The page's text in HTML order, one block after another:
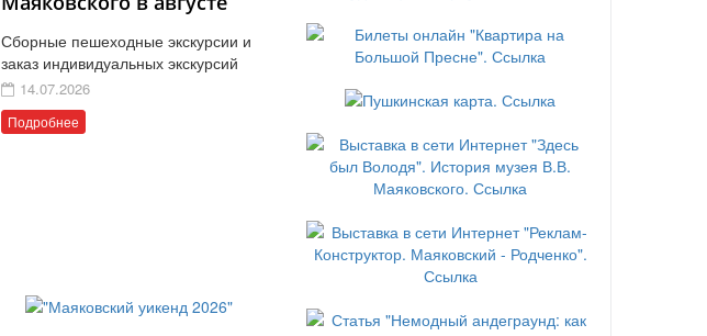
Сборные пешеходные экскурсии и
заказ индивидуальных экскурсий
14.07.2026
Подробнее